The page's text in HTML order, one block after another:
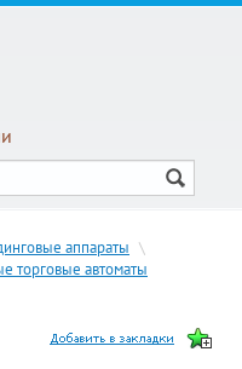
аппараты \
торговые автоматы